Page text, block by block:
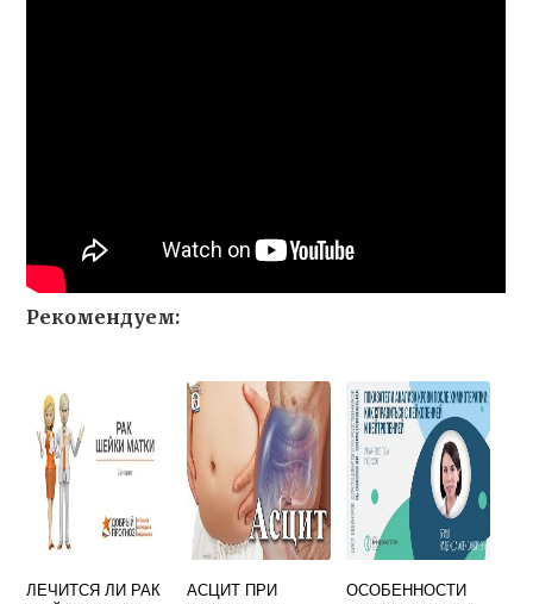
Рекомендуем:
ЛЕЧИТСЯ ЛИ РАК
АСЦИТ ПРИ
ОСОБЕННОСТИ